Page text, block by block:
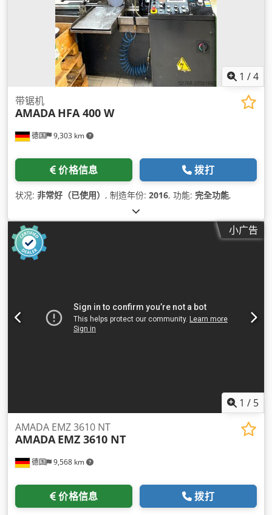
1 /4
德国 9,303 km
带锯机
AMADA HFA 400 W
价格信息 拨打
状况: 非常好（已使用） , 制造年份: 2016, 功能: 完全功能,
小广告
1 / 5
德国 9,568 km
AMADA EMZ 3610 NT
AMADA EMZ 3610 NT
价格信息 拨打